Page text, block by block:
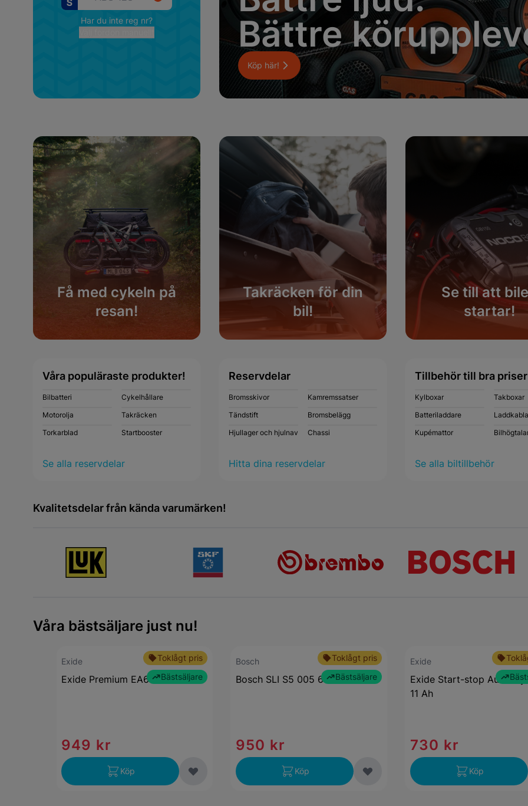
Har du inte reg nr?
Bättre
Köp här!
Få med cykeln på
resan!
Takräcken för din
bil!
Se till att
startar!
Våra populäraste produkter!
Bilbatteri
Cykelhållare
Motorolja
Takräcken
Torkarblad
Startbooster
Se alla reservdelar
Reservdelar
Bromsskivor
Kamremssatser
Tändstift
Bromsbelägg
Hjullager och hjulnav
Chassi
Hitta dina reservdelar
Tillbehör till bra
Kylboxar
Takboxar
Batteriladdare
Kupémattor
Se alla biltillbehör
Kvalitetsdelar från kända varumärken!
Våra bästsäljare just nu!
Toklågt pris
Bästsäljare
Exide
Exide Premium EA640 64 Ah
949 kr
Köp
Toklågt pris
Bästsäljare
Bosch
Bosch SLI S5 005 63Ah
950 kr
Köp
Exide
Exide Start-stop Auxiliary
11 Ah
730 kr
Köp